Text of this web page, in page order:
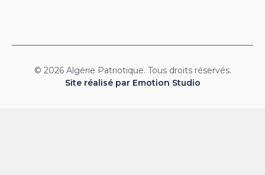
© 2026 Algérie Patriotique. Tous droits réservés.
Site réalisé par Emotion Studio